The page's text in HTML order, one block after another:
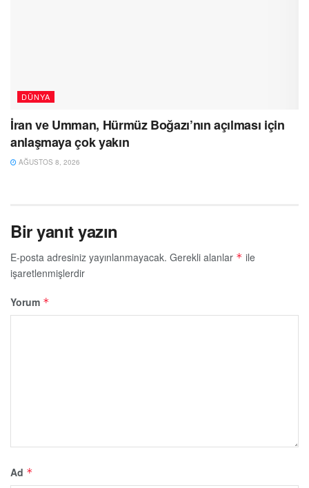
DÜNYA
İran ve Umman, Hürmüz Boğazı’nın açılması için
anlaşmaya çok yakın
AĞUSTOS 8, 2026
Bir yanıt yazın
E-posta adresiniz yayınlanmayacak. Gerekli alanlar * ile
işaretlenmişlerdir
Yorum *
Ad *